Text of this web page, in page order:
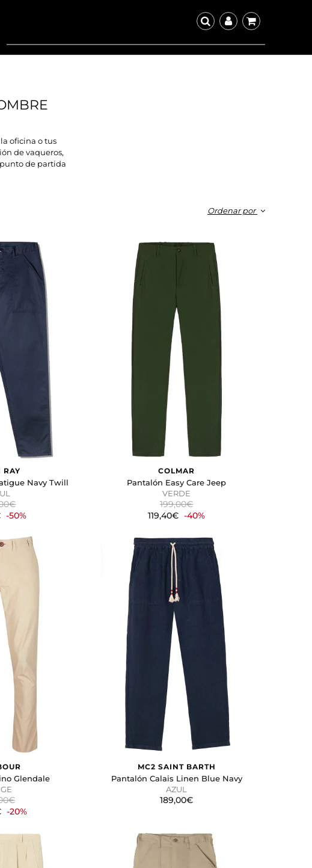
oficina o tus
de vaqueros,
de partida
Ordenar por
RAY
Navy Twill
-50%
COLMAR
Pantalón Easy Care Jeep
VERDE
199,00€
119,40€ -40%
Glendale
-20%
MC2 SAINT BARTH
Pantalón Calais Linen Blue Navy
AZUL
189,00€